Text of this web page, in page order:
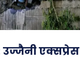
एक्सप्रेस